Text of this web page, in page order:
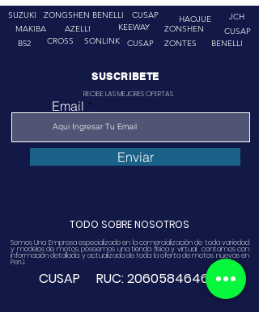
SUZUKI
ZONGSHEN
MAKIBA
AZELLI
BENELLI
CUSAP
KEEWAY
B52
CROSS SONLINK CUSAP
HAOJUE
JCH
ZONSHEN
ZONTES
CUSAP
BENELLI
SUSCRIBETE
RECIBE LAS MEJORES OFERTAS
Email
Enviar
TODO SOBRE NOSOTROS
Somos Una Empresa especializado en la comercialización de toda variedad
y modelos de motos, poseemos una tienda física y virtual. contamos con
información detallada y actualizada de toda la oferta de motos nuevas en
Perú.
CUSAP RUC:20605846468